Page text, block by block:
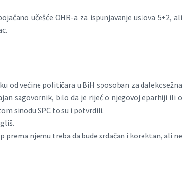
učešće OHR-a za ispunjavanje uslova 5+2, ali
od većine političara u BiH sposoban za dalekosežna
sagovornik, bilo da je riječ o njegovoj eparhiji ili o
sinodu SPC to su i potvrdili.
njemu treba da bude srdačan i korektan, ali ne